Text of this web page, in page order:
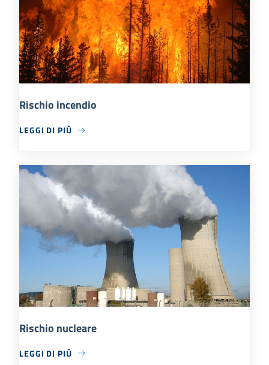
Rischio incendio
LEGGI DI PIÙ
Rischio nucleare
LEGGI DI PIÙ